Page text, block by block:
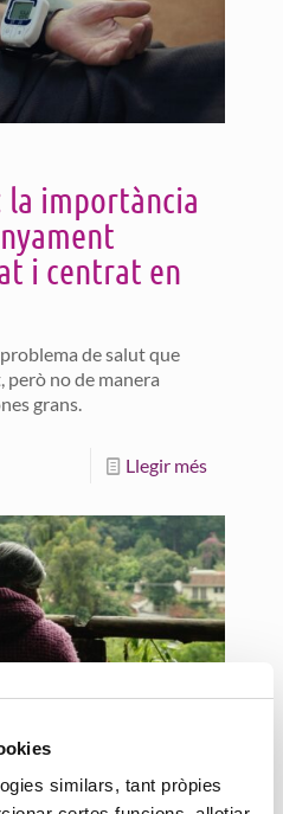
similars, tant pròpies
importància
i centrat en
de salut que
no de manera
grans.
Llegir més
i acompanyar